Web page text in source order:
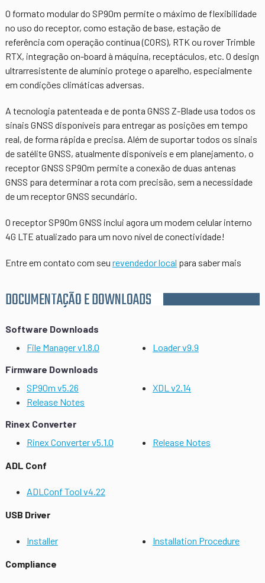
O formato modular do SP90m permite o máximo de flexibilidade
no uso do receptor, como estação de base, estação de
referência com operação contínua (CORS), RTK ou rover Trimble
RTX, integração on-board à máquina, receptáculos, etc. O design
ultrarresistente de alumínio protege o aparelho, especialmente
em condições climáticas adversas.
A tecnologia patenteada e de ponta GNSS Z-Blade usa todos os
sinais GNSS disponíveis para entregar as posições em tempo
real, de forma rápida e precisa. Além de suportar todos os sinais
de satélite GNSS, atualmente disponíveis e em planejamento, o
receptor GNSS SP90m permite a conexão de duas antenas
GNSS para determinar a rota com precisão, sem a necessidade
de um receptor GNSS secundário.
O receptor SP90m GNSS inclui agora um modem celular interno
4G LTE atualizado para um novo nível de conectividade!
Entre em contato com seu revendedor local para saber mais
DOCUMENTAÇÃO E DOWNLOADS
Software Downloads
File Manager v1.8.0
Loader v9.9
Firmware Downloads
SP90m v5.26
Release Notes
XDL v2.14
Rinex Converter
Rinex Converter v5.1.0
Release Notes
ADL Conf
ADLConf Tool v4.22
USB Driver
Installer Installation Procedure
Compliance